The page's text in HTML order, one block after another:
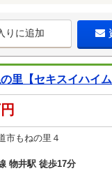
りに追加
里【セキスイハイム
市もねの里４
物井駅 徒歩17分